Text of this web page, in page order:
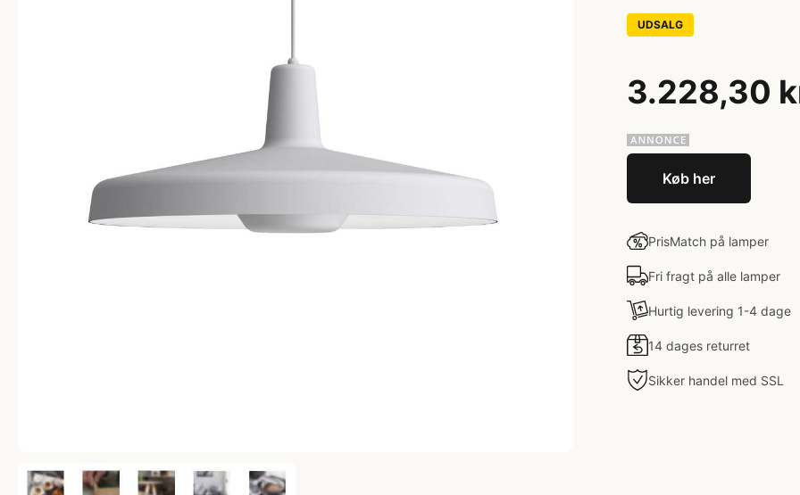
UDSALG
3.228,30
Køb her
PrisMatch på lamper
Fri fragt på alle lamper
Hurtig levering 1-4 dage
14 dages returret
Sikker handel med SSL